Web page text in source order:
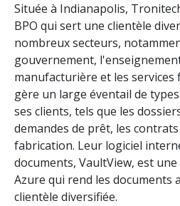
Située à Indianapolis,
BPO qui sert une clientèle
nombreux secteurs,
gouvernement,
manufacturière et les services
gère un large éventail de
ses clients, tels que les
demandes de prêt, les
fabrication. Leur logiciel
documents, VaultView, est
Azure qui rend les documents
clientèle diversifiée.